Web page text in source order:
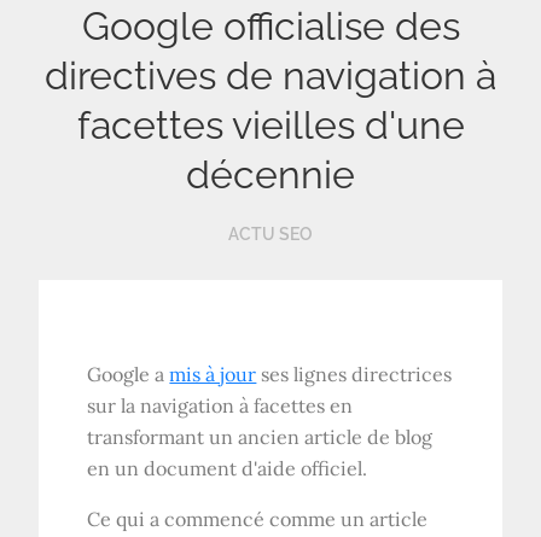
Google officialise des
directives de navigation à
facettes vieilles d'une
décennie
ACTU SEO
Google amis à jour ses lignes directrices
sur la navigation à facettes en
transformant un ancien article de blog
en un document d'aide officiel.
Ce qui a commencé comme un article